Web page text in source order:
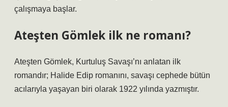
çalışmaya başlar.
Ateşten Gömlek ilk ne romanı?
Ateşten Gömlek, Kurtuluş Savaşı’nı anlatan ilk
romandır; Halide Edip romanını, savaşı cephede bütün
acılarıyla yaşayan biri olarak 1922 yılında yazmıştır.